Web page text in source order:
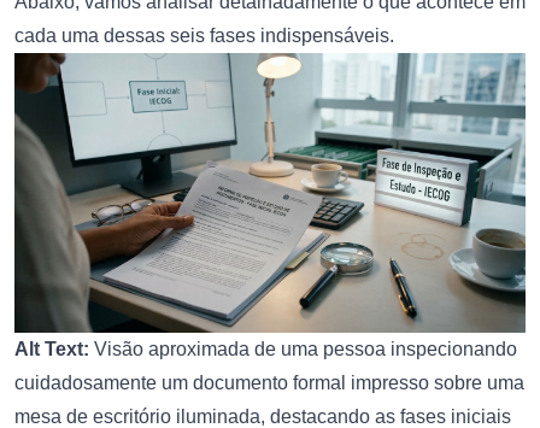
cada uma dessas seis fases indispensáveis.
Alt Text: Visão aproximada de uma pessoa inspecionando
cuidadosamente um documento formal impresso sobre uma
mesa de escritório iluminada, destacando as fases iniciais